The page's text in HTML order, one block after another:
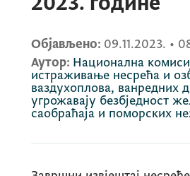
Објављено: 09.11.2023. •
Аутор: Национална
истраживање несрећа и
ваздухоплова, ванредних
угрожавају безбједност
саобраћаја и поморских